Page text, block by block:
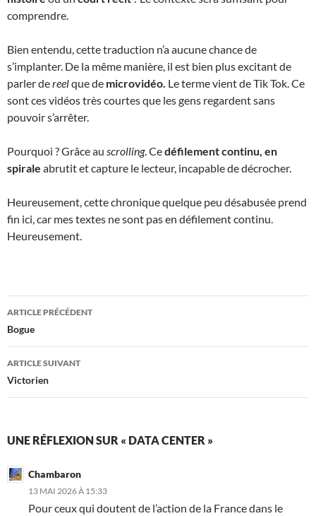
comprendre.
Bien entendu, cette traduction n’a aucune chance de
s’implanter. De la même manière, il est bien plus excitant de
parler dereelque de microvidéo. Le terme vient de Tik Tok. Ce
sont ces vidéos très courtes que les gens regardent sans
pouvoir s’arrêter.
Pourquoi ? Grâce au scrolling. Cedéfilement continu, en
spirale abrutit et capture le lecteur, incapable de décrocher.
Heureusement, cette chronique quelque peu désabusée prend
fin ici, car mes textes ne sont pas en défilement continu.
Heureusement.
Navigation
des
articles
ARTICLE PRÉCÉDENT
Bogue
ARTICLE SUIVANT
Victorien
UNE RÉFLEXION SUR « DATA CENTER »
Chambaron
13 MAI 2026 À 15:33
Pour ceux qui doutent de l’action de la France dans le